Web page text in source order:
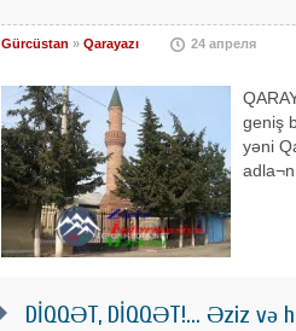
Gürcüstan » Qarayazı 24 апреля
geniş
yəni
DİQQƏT, DİQQƏT!... Əziz və